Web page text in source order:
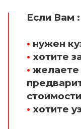
Если Вам :
• нужен
• хотите
• желаете
• хотите